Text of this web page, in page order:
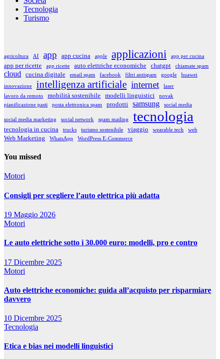
Tecnologia
Turismo
agricoltura AI app app cucina apple applicazioni app per cucina
app per ricette app ricette auto elettriche economiche chatgpt chiamate spam
cloud cucina digitale email spam facebook filtri antispam google huawei
innovazione intelligenza artificiale internet
laser
lavoro da remoto
mobilità sostenibile modelli linguistici
novak
pianificazione pasti
posta elettronica spam prodotti samsung social media
social media marketing social network spam mailing tecnologia
tecnologia in cucina trucks turismo sostenibile viaggio wearable tech web
Web Marketing WhatsApp WordPress E-Commerce
You missed
Motori
Consigli per scegliere l’auto elettrica più adatta
19 Maggio 2026
Motori
Le auto elettriche sotto i 30.000 euro: modelli, pro e contro
17 Dicembre 2025
Motori
Auto elettriche economiche: guida all’acquisto per risparmiare
davvero
10 Dicembre 2025
Tecnologia
Etica e bias nei modelli linguistici